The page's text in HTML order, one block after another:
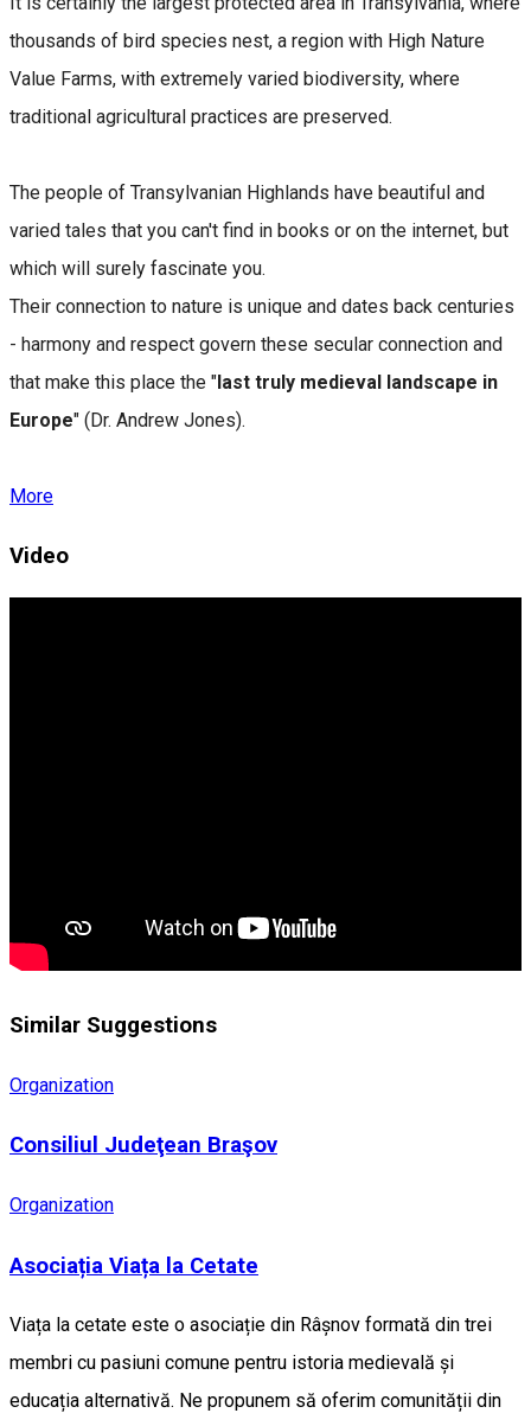
thousands of bird species nest, a region with High Nature
Value Farms, with extremely varied biodiversity, where
traditional agricultural practices are preserved.
The people of Transylvanian Highlands have beautiful and
varied tales that you can't find in books or on the internet, but
which will surely fascinate you.
Their connection to nature is unique and dates back centuries
- harmony and respect govern these secular connection and
that make this place the "last truly medieval landscape in
Europe" (Dr. Andrew Jones).
More
Video
Similar Suggestions
Organization
Consiliul Judeţean Braşov
Organization
Asociația Viața la Cetate
Viața la cetate este o asociație din Râșnov formată din trei
membri cu pasiuni comune pentru istoria medievală și
educația alternativă. Ne propunem să oferim comunității din